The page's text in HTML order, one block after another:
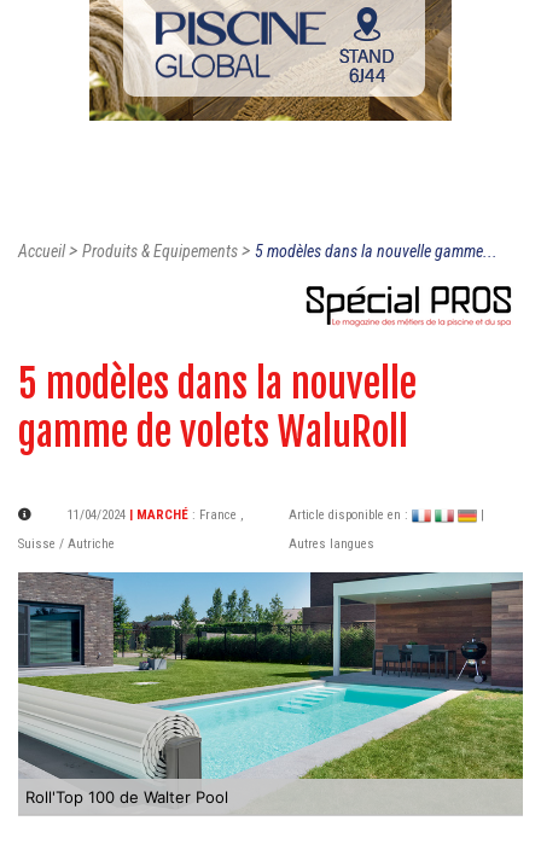
Accueil> Produits & Equipements> 5 modèles dans la nouvelle gamme...
5 modèles dans la nouvelle
gamme de volets WaluRoll
11/04/2024 | MARCHÉ : France ,
Suisse / Autriche
Article disponible en :
Autres langues
Roll'Top 100 de Walter Pool